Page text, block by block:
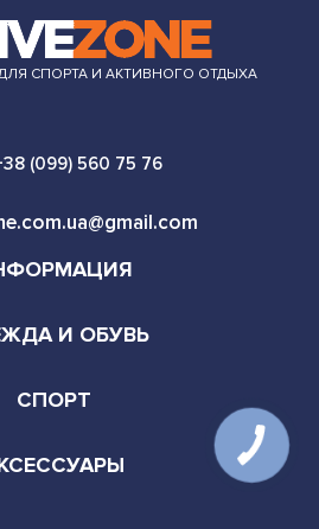
СПОРТА И АКТИВНОГО ОТДЫХА
(099) 560 75 76
И ОБУВЬ
СПОРТ